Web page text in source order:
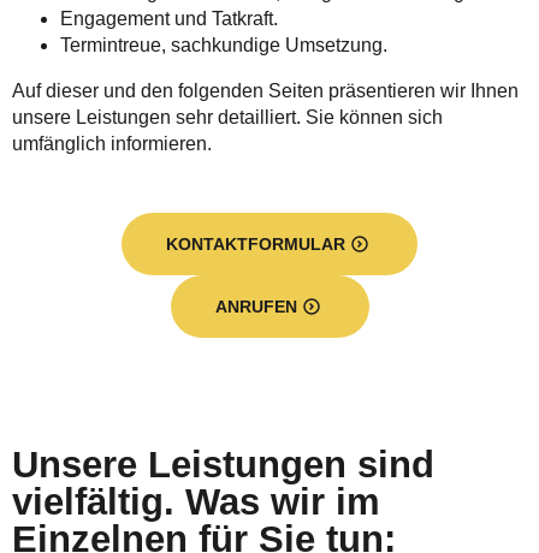
Engagement und Tatkraft.
Termintreue, sachkundige Umsetzung.
Auf dieser und den folgenden Seiten präsentieren wir Ihnen
unsere Leistungen sehr detailliert. Sie können sich
umfänglich informieren.
KONTAKTFORMULAR
ANRUFEN
Unsere Leistungen sind
vielfältig. Was wir im
Einzelnen für Sie tun: